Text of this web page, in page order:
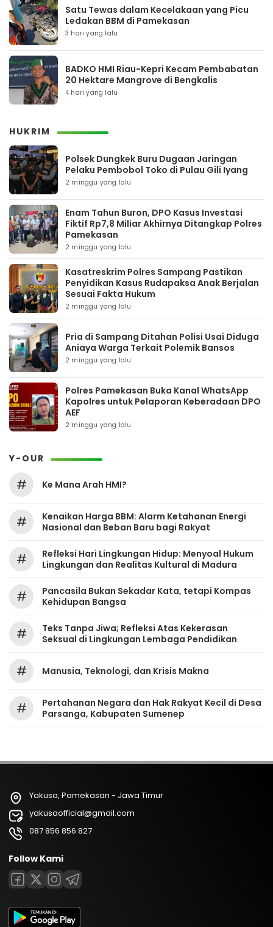
Satu Tewas dalam Kecelakaan yang Picu
Ledakan BBM di Pamekasan
3 hari yang lalu
BADKO HMI Riau-Kepri Kecam Pembabatan
20 Hektare Mangrove di Bengkalis
4 hari yang lalu
HUKRIM
Polsek Dungkek Buru Dugaan Jaringan
Pelaku Pembobol Toko di Pulau Gili Iyang
2 minggu yang lalu
Enam Tahun Buron, DPO Kasus Investasi
Fiktif Rp7,8 Miliar Akhirnya Ditangkap Polres
Pamekasan
2 minggu yang lalu
Kasatreskrim Polres Sampang Pastikan
Penyidikan Kasus Rudapaksa Anak Berjalan
Sesuai Fakta Hukum
2 minggu yang lalu
Pria di Sampang Ditahan Polisi Usai Diduga
Aniaya Warga Terkait Polemik Bansos
2 minggu yang lalu
Polres Pamekasan Buka Kanal WhatsApp
Kapolres untuk Pelaporan Keberadaan DPO
AEF
2 minggu yang lalu
Y-OUR
# Ke Mana Arah HMI?
#
Kenaikan Harga BBM: Alarm Ketahanan Energi
Nasional dan Beban Baru bagi Rakyat
#
Refleksi Hari Lingkungan Hidup: Menyoal Hukum
Lingkungan dan Realitas Kultural di Madura
#
Pancasila Bukan Sekadar Kata, tetapi Kompas
Kehidupan Bangsa
#
Teks Tanpa Jiwa; Refleksi Atas Kekerasan
Seksual di Lingkungan Lembaga Pendidikan
# Manusia, Teknologi, dan Krisis Makna
#
Pertahanan Negara dan Hak Rakyat Kecil di Desa
Parsanga, Kabupaten Sumenep
Yakusa, Pamekasan - Jawa Timur
yakusaofficial@gmail.com
087 856 856 827
Follow Kami